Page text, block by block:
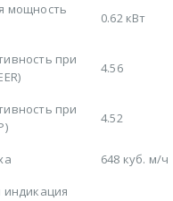
мощность
0.62 кВт
при
4.56
при
4.52
648 куб. м/ч